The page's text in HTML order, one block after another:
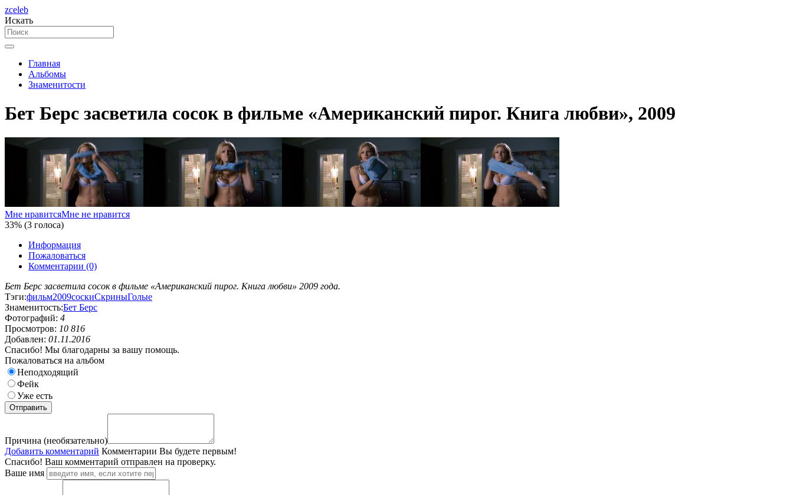
zceleb
Искать
Главная
Альбомы
Знаменитости
Бет Берс засветила сосок в фильме «Американский пирог. Книга любви», 2009
Мне нравитсяМне не нравится
33% (3 голоса)
Информация
Пожаловаться
Комментарии (0)
Бет Берс засветила сосок в фильме «Американский пирог. Книга любви» 2009 года.
Тэги:фильм2009соскиСкриныГолые
Знаменитость:Бет Берс
Фотографий: 4
Просмотров: 10 816
Добавлен: 01.11.2016
Спасибо! Мы благодарны за вашу помощь.
Пожаловаться на альбом
Неподходящий
Фейк
Уже есть
Причина (необязательно)
Добавить комментарий Комментарии Вы будете первым!
Спасибо! Ваш комментарий отправлен на проверку.
Ваше имя